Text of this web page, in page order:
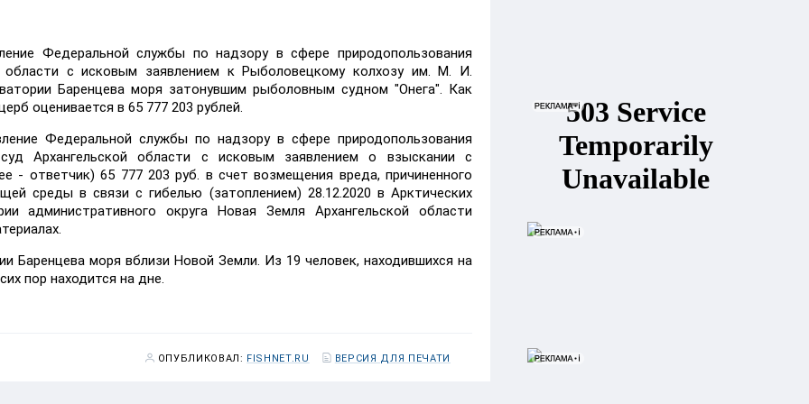
Федеральной службы по надзору в сфере природопользования
области с исковым заявлением к Рыболовецкому колхозу им. М. И.
Баренцева моря затонувшим рыболовным судном "Онега". Как
оценивается в 65 777 203 рублей.
Федеральной службы по надзору в сфере природопользования
Архангельской области с исковым заявлением о взыскании с
- ответчик) 65 777 203 руб. в счет возмещения вреда, причиненного
среды в связи с гибелью (затоплением) 28.12.2020 в Арктических
административного округа Новая Земля Архангельской области
Баренцева моря вблизи Новой Земли. Из 19 человек, находившихся на
пор находится на дне.
ОПУБЛИКОВАЛ: FISHNET.RU ВЕРСИЯ ДЛЯ ПЕЧАТИ